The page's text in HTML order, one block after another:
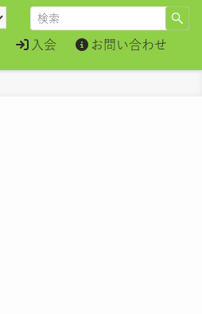
入会 お問い合わせ